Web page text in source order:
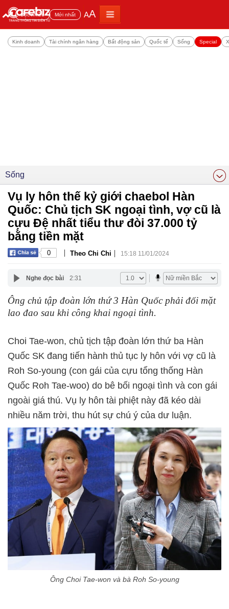
Đọc nhiều Mới nhất AA
Kinh doanh Tài chính ngân hàng Bất động sản Quốc tế Sống Special
Sống
Vụ ly hôn thế kỷ giới chaebol Hàn
Quốc: Chủ tịch SK ngoại tình, vợ cũ là
cựu Đệ nhất tiểu thư đòi 37.000 tỷ
bằng tiền mặt
0 | Theo Chi Chi | 15:18 11/01/2024
Nghe đọc bài 2:31
Ông chủ tập đoàn lớn thứ 3 Hàn Quốc phải đối mặt
lao đao sau khi công khai ngoại tình.
Choi Tae-won, chủ tịch tập đoàn lớn thứ ba Hàn
Quốc SK đang tiến hành thủ tục ly hôn với vợ cũ là
Roh So-young (con gái của cựu tổng thống Hàn
Quốc Roh Tae-woo) do bê bối ngoại tình và con gái
ngoài giá thú. Vụ ly hôn tài phiệt này đã kéo dài
nhiều năm trời, thu hút sự chú ý của dư luận.
Ông Choi Tae-won và bà Roh So-young